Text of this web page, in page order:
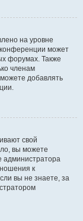
на уровне
может
форумах. Также
членам
добавлять
свой
вы можете
администратора
к
вы не знаете, за